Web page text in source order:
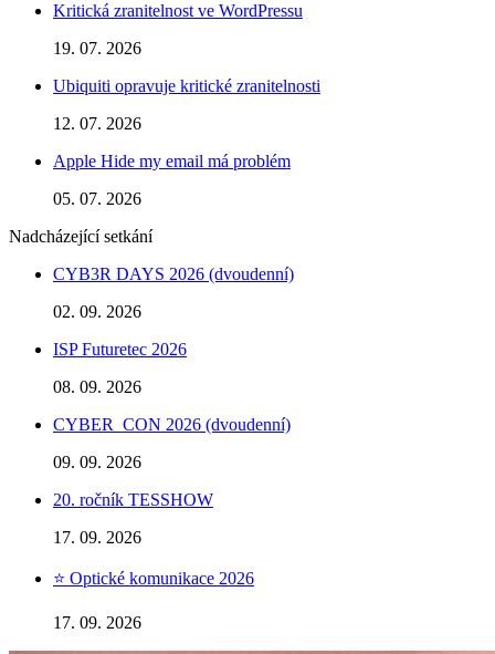
Kritická zranitelnost ve WordPressu
19. 07. 2026
Ubiquiti opravuje kritické zranitelnosti
12. 07. 2026
Apple Hide my email má problém
05. 07. 2026
Nadcházející setkání
CYB3R DAYS 2026 (dvoudenní)
02. 09. 2026
ISP Futuretec 2026
08. 09. 2026
CYBER_CON 2026 (dvoudenní)
09. 09. 2026
20. ročník TESSHOW
17. 09. 2026
⭐️ Optické komunikace 2026
17. 09. 2026